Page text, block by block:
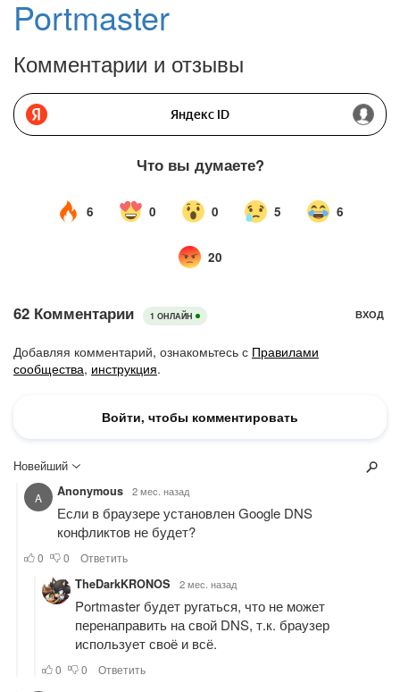
Portmaster
Комментарии и отзывы